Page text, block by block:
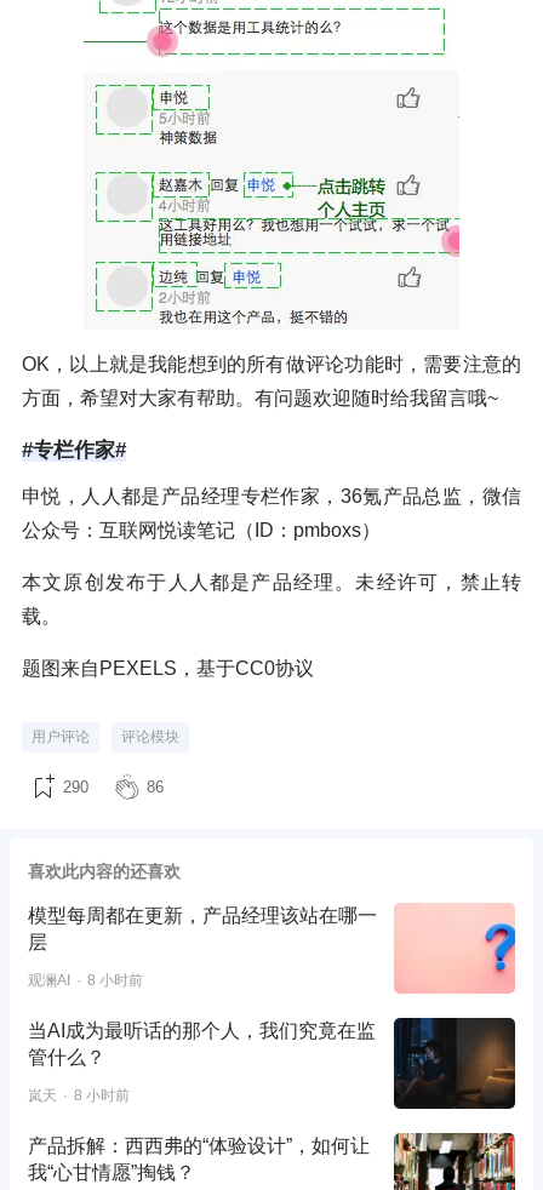
OK，以上就是我能想到的所有做评论功能时，需要注意的
方面，希望对大家有帮助。有问题欢迎随时给我留言哦~
#专栏作家#
申悦，人人都是产品经理专栏作家，36氪产品总监，微信
公众号：互联网悦读笔记（ID：pmboxs）
本文原创发布于人人都是产品经理。未经许可，禁止转
载。
题图来自PEXELS，基于CC0协议
用户评论 评论模块
290 86
喜欢此内容的还喜欢
模型每周都在更新，产品经理该站在哪一
层
观澜AI 8 小时前
当AI成为最听话的那个人，我们究竟在监
管什么？
岚天 8 小时前
产品拆解：西西弗的“体验设计”，如何让
我“心甘情愿”掏钱？